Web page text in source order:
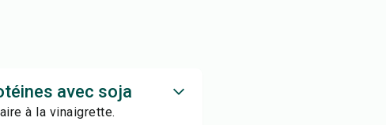
avec soja
à la vinaigrette.